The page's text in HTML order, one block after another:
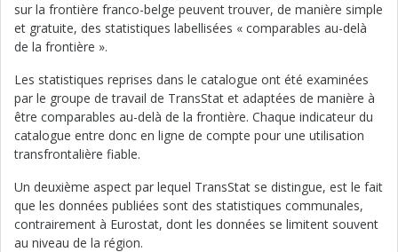
sur la frontière franco-belge peuvent trouver, de manière simple
et gratuite, des statistiques labellisées « comparables au-delà
de la frontière ».
Les statistiques reprises dans le catalogue ont été examinées
par le groupe de travail de TransStat et adaptées de manière à
être comparables au-delà de la frontière. Chaque indicateur du
catalogue entre donc en ligne de compte pour une utilisation
transfrontalière fiable.
Un deuxième aspect par lequel TransStat se distingue, est le fait
que les données publiées sont des statistiques communales,
contrairement à Eurostat, dont les données se limitent souvent
au niveau de la région.